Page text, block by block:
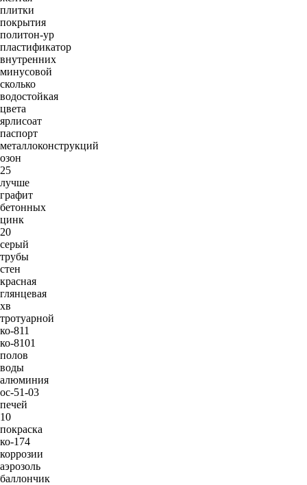
плитки
покрытия
политон-ур
пластификатор
внутренних
минусовой
сколько
водостойкая
цвета
ярлисоат
паспорт
металлоконструкций
озон
25
лучше
графит
бетонных
цинк
20
серый
трубы
стен
красная
глянцевая
хв
тротуарной
ко-811
ко-8101
полов
воды
алюминия
ос-51-03
печей
10
покраска
ко-174
коррозии
аэрозоль
баллончик